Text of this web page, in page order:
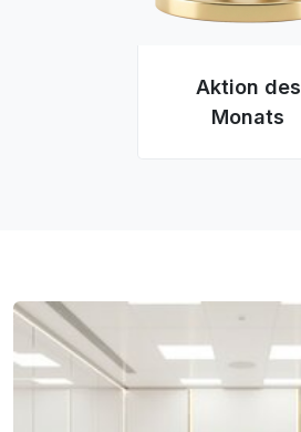
Aktion des
Monats